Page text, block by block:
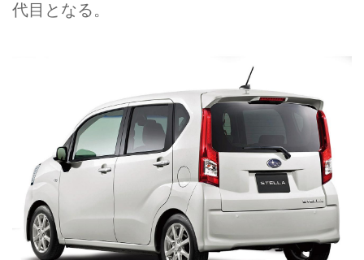
代目となる。